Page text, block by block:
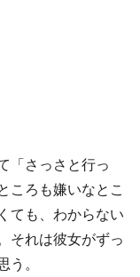
「さっさと行っ
ころも嫌いなとこ
ても、わからない
それは彼女がずっ
。